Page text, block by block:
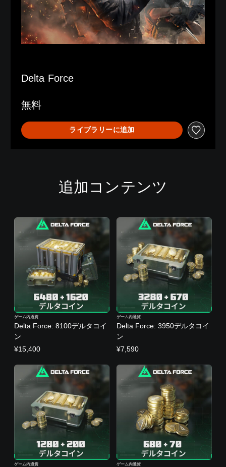
Delta Force
無料
ライブラリーに追加
追加コンテンツ
Delta Force: 8100デルタコイ
ン
ゲーム内通貨
¥15,400
Delta Force: 3950デルタコイ
ン
ゲーム内通貨
¥7,590
ゲーム内通貨 ゲーム内通貨